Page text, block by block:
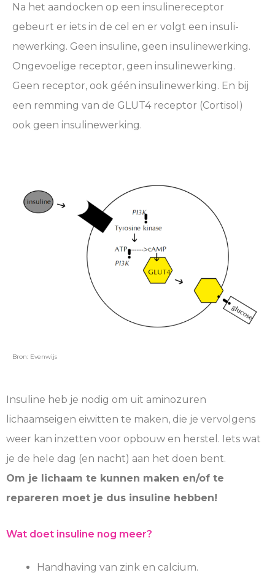
Na het aandocken op een insulinereceptor
gebeurt er iets in de cel en er volgt een insuli-
newerking. Geen insuline, geen insulinewerking.
Ongevoelige receptor, geen insulinewerking.
Geen receptor, ook géén insulinewerking. En bij
een remming van de GLUT4 receptor (Cortisol)
ook geen insulinewerking.
Bron: Evenwijs
Insuline heb je nodig om uit aminozuren
lichaamseigen eiwitten te maken, die je vervolgens
weer kan inzetten voor opbouw en herstel. Iets wat
je de hele dag (en nacht) aan het doen bent.
Om je lichaam te kunnen maken en/of te
repareren moet je dus insuline hebben!
Wat doet insuline nog meer?
Handhaving van zink en calcium.